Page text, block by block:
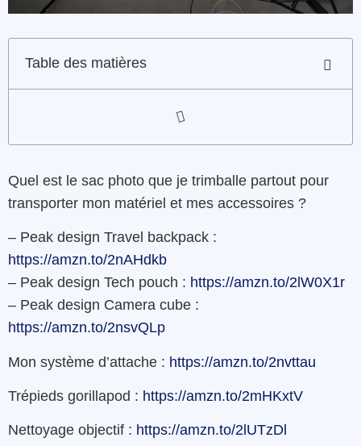
Table des matières
Quel est le sac photo que je trimballe partout pour
transporter mon matériel et mes accessoires ?
– Peak design Travel backpack :
https://amzn.to/2nAHdkb
– Peak design Tech pouch : https://amzn.to/2lW0X1r
– Peak design Camera cube :
https://amzn.to/2nsvQLp
Mon système d’attache : https://amzn.to/2nvttau
Trépieds gorillapod : https://amzn.to/2mHKxtV
Nettoyage objectif : https://amzn.to/2lUTzDl